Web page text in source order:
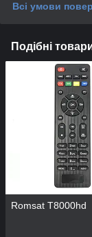
Всі умови
Подібні
Romsat T8000hd